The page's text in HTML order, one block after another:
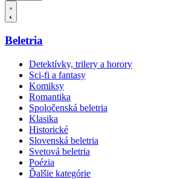
Beletria
Detektívky, trilery a horory
Sci-fi a fantasy
Komiksy
Romantika
Spoločenská beletria
Klasika
Historické
Slovenská beletria
Svetová beletria
Poézia
Ďalšie kategórie